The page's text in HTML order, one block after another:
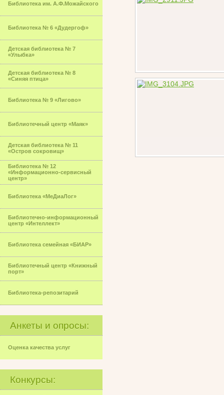
Библиотека им. А.Ф.Можайского
Библиотека № 6 «Дудергоф»
Детская библиотека № 7
«Улыбка»
Детская библиотека № 8
«Синяя птица»
Библиотека № 9 «Лигово»
Библиотечный центр «Маяк»
Детская библиотека № 11
«Остров сокровищ»
Библиотека № 12
«Информационно-сервисный
центр»
Библиотека «МеДиаЛог»
Библиотечно-информационный
центр «Интеллект»
Библиотека семейная «БИАР»
Библиотечный центр «Книжный
порт»
Библиотека-репозитарий
Анкеты и опросы:
Оценка качества услуг
Конкурсы: